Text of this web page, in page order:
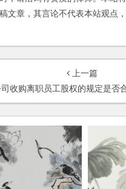
文章，其言论不代表本站观点
上一篇
收购离职员工股权的规定是否